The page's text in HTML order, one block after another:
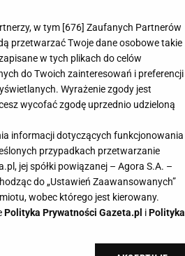
w tym [676] Zaufanych Partnerów
przetwarzać Twoje dane osobowe takie
w tych plikach do celów
do Twoich zainteresowań i preferencji
Wyrażenie zgody jest
wycofać zgodę uprzednio udzieloną
informacji dotyczących funkcjonowania
przypadkach przetwarzanie
jej spółki powiązanej – Agora S.A. –
do „Ustawień Zaawansowanych”
wobec którego jest kierowany.
Polityka Prywatności Gazeta.pl iPolityka